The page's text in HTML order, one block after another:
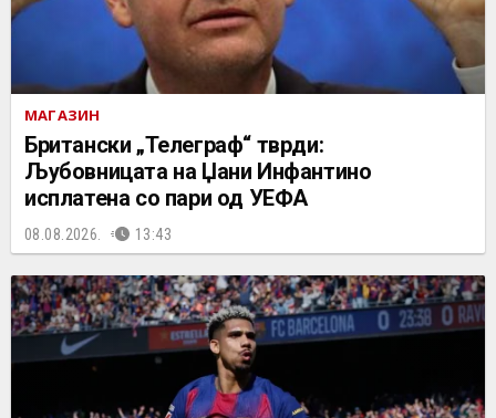
МАГАЗИН
Британски „Телеграф“ тврди:
Љубовницата на Џани Инфантино
исплатена со пари од УЕФА
08.08.2026. 13:43